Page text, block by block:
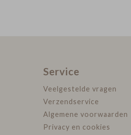
Service
Veelgestelde vragen
Verzendservice
Algemene voorwaarden
Privacy en cookies